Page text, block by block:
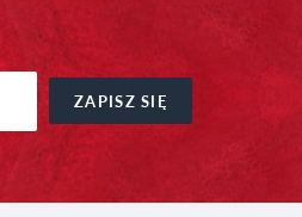
ZAPISZ SIĘ